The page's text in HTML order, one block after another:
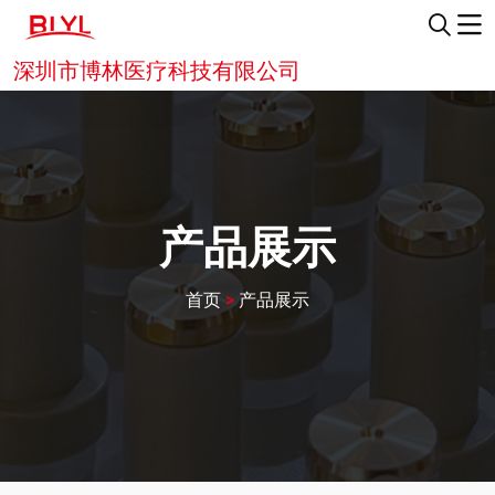
深圳市博林医疗科技有限公司
产品展示
首页 >产品展示